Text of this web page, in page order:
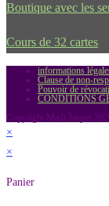
Boutique avec les
Cours de 32 cartes
informations
Clause de non-
Pouvoir de
CONDITIONS
Copyright Madi Jasper
×
×
Panier